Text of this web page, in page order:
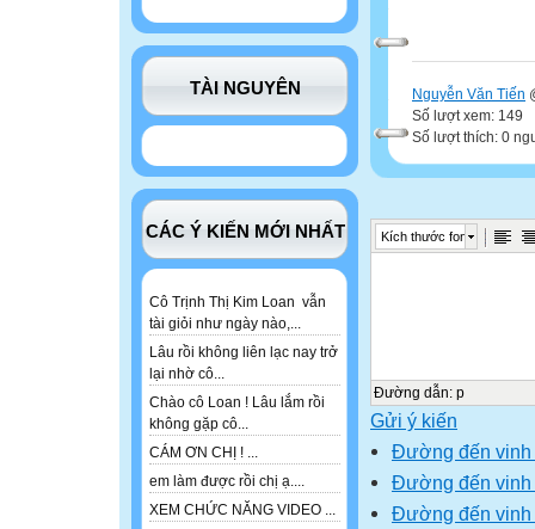
TÀI NGUYÊN
CÁC Ý KIẾN MỚI NHẤT
Cô Trịnh Thị Kim Loan vẫn
tài giỏi như ngày nào,...
Lâu rồi không liên lạc nay trở
lại nhờ cô...
Chào cô Loan ! Lâu lắm rồi
không gặp cô...
CÁM ƠN CHỊ ! ...
em làm được rồi chị ạ....
XEM CHỨC NĂNG VIDEO ...
Nguyễn Văn Tiến
Số lượt xem: 149
Số lượt thích: 0
Kích thước font
Đường dẫn: p
Gửi ý kiến
Đường đến vinh
Đường đến vinh
Đường đến vinh